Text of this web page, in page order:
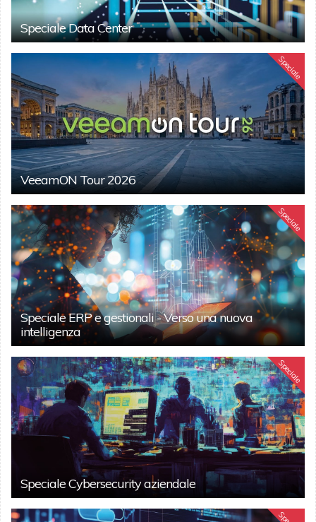
Speciale Data Center
Speciale
VeeamON Tour 2026
Speciale
Speciale ERP e gestionali - Verso una nuova
intelligenza
Speciale
Speciale Cybersecurity aziendale